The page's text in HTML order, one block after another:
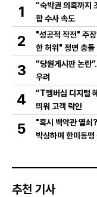
1
“숙박권 의혹까지
합 수사 속도
2
"성공적 작전" 주
한 허위" 정면 충돌
3
“당원게시판 논란
우려
4
“T멤버십 디지털
띄워 고객 락인
5
"혹시 백악관 열쇠
박싱하며 한미동맹
추천 기사